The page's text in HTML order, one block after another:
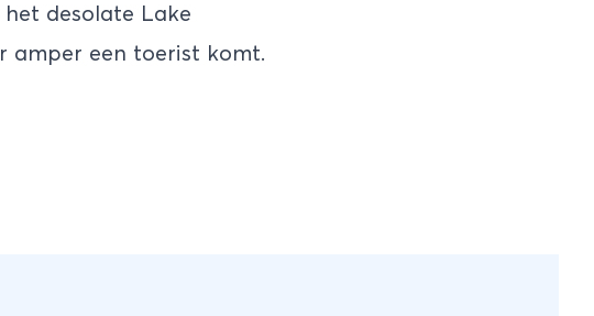
het desolate Lake
amper een toerist komt.